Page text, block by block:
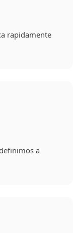
rapidamente
a